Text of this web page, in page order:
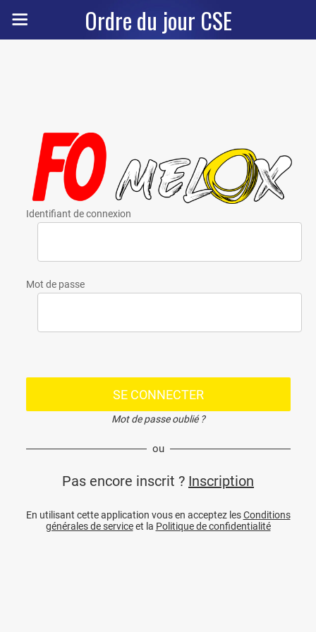
Ordre du jour CSE
Identifiant de connexion
Mot de passe
SE CONNECTER
Mot de passe oublié ?
ou
Pas encore inscrit ? Inscription
En utilisant cette application vous en acceptez lesConditions
générales de serviceet la Politique de confidentialité